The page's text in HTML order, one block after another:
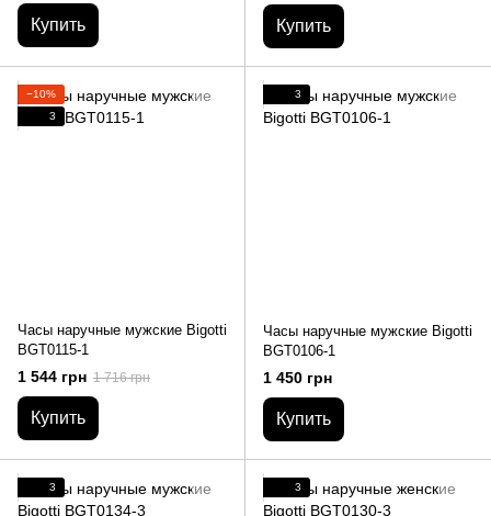
Купить Купить
−10%
3
Часы наручные мужские Bigotti
BGT0115-1
1 544 грн 1 716 грн
Купить
3
Часы наручные мужские Bigotti
BGT0106-1
1 450 грн
Купить
3 3